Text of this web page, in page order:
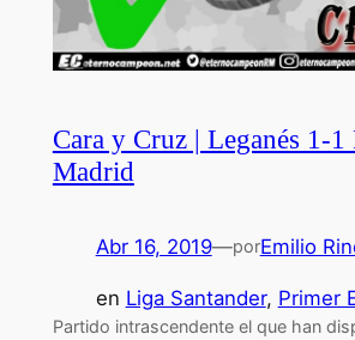
Cara y Cruz | Leganés 1-1
Madrid
Abr 16, 2019—porEmilio
en Liga Santander, Primer
Partido intrascendente el que han